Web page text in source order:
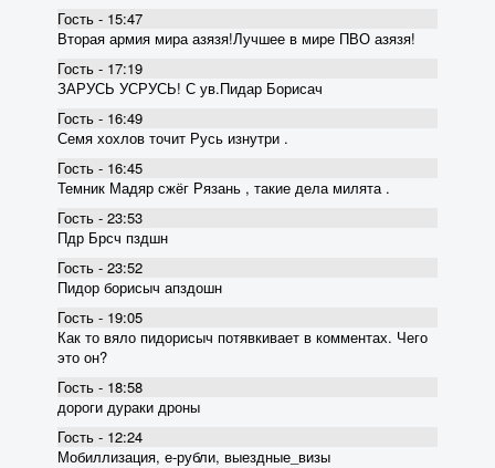
Гость - 15:47
Вторая армия мира азязя!Лучшее в мире ПВО азязя!
Гость - 17:19
ЗАРУСЬ УСРУСЬ! С ув.Пидар Борисач
Гость - 16:49
Семя хохлов точит Русь изнутри .
Гость - 16:45
Темник Мадяр сжёг Рязань , такие дела милята .
Гость - 23:53
Пдр Брсч пздшн
Гость - 23:52
Пидор борисыч апздошн
Гость - 19:05
Как то вяло пидорисыч потявкивает в комментах. Чего
это он?
Гость - 18:58
дороги дураки дроны
Гость - 12:24
Мобиллизация, е-рубли, выездные_визы